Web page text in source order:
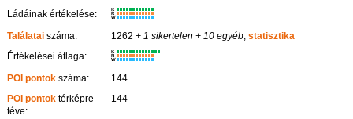
Ládáinak értékelése:
K
R
W
Találatai száma: 1262 + 1 sikertelen + 10 egyéb,statisztika
Értékelései átlaga:
K
R
W
POI pontok száma:
144
POI pontok térképre
téve:
144